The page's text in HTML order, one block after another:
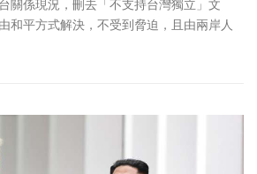
關係現況，刪去「不支持台灣獨立」文
和平方式解決，不受到脅迫，且由兩岸人
盧比歐版本」力挺台灣的語氣、用詞與強
訊息，卻未必完全代表川普本人意志。